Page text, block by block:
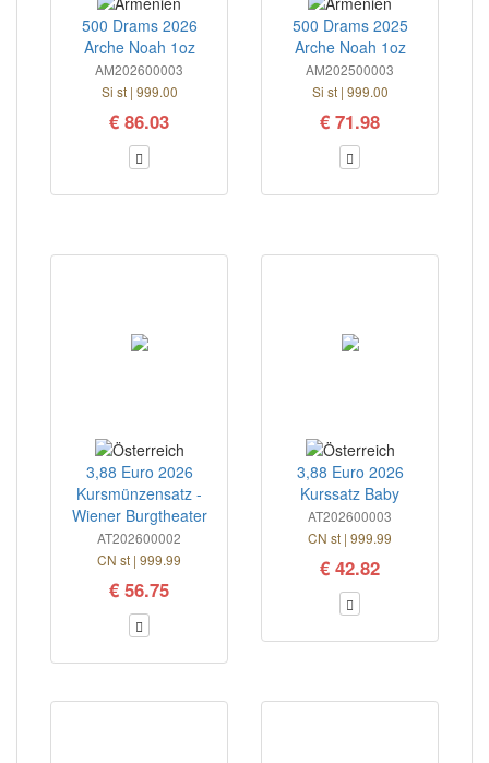
500 Drams 2026
Arche Noah 1oz
AM202600003
Si st | 999.00
€ 86.03
500 Drams 2025
Arche Noah 1oz
AM202500003
Si st | 999.00
€ 71.98
3,88 Euro 2026
Kursmünzensatz -
Wiener Burgtheater
AT202600002
CN st | 999.99
€ 56.75
3,88 Euro 2026
Kurssatz Baby
AT202600003
CN st | 999.99
€ 42.82